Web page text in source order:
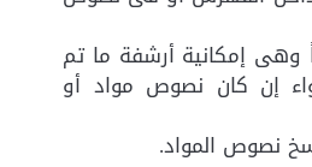
وهى إمكانية أرشفة ما تم
إن كان نصوص مواد أو
نصوص المواد.